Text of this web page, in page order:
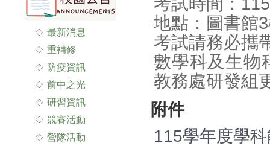
最新消息
重補修
防疫資訊
前中之光
研習資訊
競賽活動
營隊活動
地點：圖書館
考試請務必攜
數學科及生物
教務處研發組
附件
115學年度學